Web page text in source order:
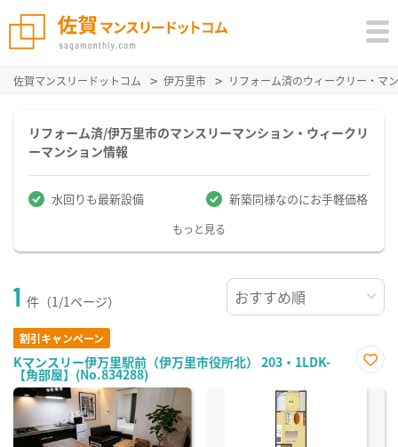
佐賀マンスリードットコム 伊万里市 リフォーム済のウィークリー・マ
リフォーム済/伊万里市のマンスリーマンション・ウィークリ
ーマンション情報
水回りも最新設備 新築同様なのにお手軽価格
もっと見る
1 件（1/1ページ）
割引キャンペーン
Kマンスリー伊万里駅前（伊万里市役所北） 203・1LDK-
【角部屋】(No.834288)
に入